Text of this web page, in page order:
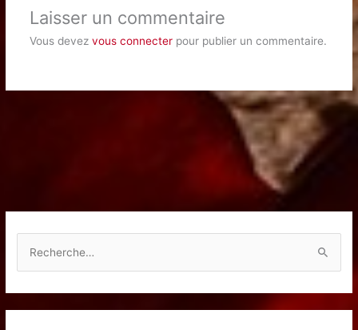
Laisser un commentaire
Vous devez vous connecterpour publier un commentaire.
h